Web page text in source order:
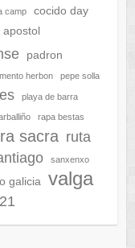
camp
cocido day
apostol
padron
herbon pepe solla
playa de barra
rapa bestas
sacra ruta
sanxenxo
galicia valga